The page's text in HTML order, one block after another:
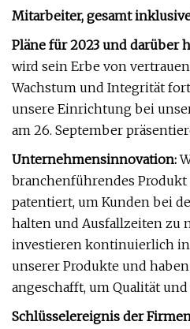
Mitarbeiter, gesamt
Pläne für 2023 und darüber
wird sein Erbe von
Wachstum und Integrität
unsere Einrichtung bei
am 26. September
Unternehmensinnovation:
branchenführendes
patentiert, um Kunden bei
halten und Ausfallzeiten zu
investieren kontinuierlich in
unserer Produkte und
angeschafft, um Qualität
Schlüsselereignis der